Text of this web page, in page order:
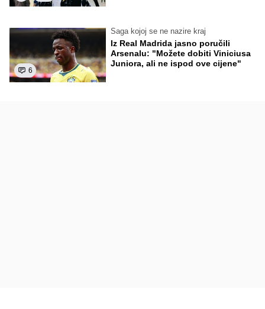
6
Saga kojoj se ne nazire kraj
Iz Real Madrida jasno poručili
Arsenalu: "Možete dobiti Viniciusa
Juniora, ali ne ispod ove cijene"